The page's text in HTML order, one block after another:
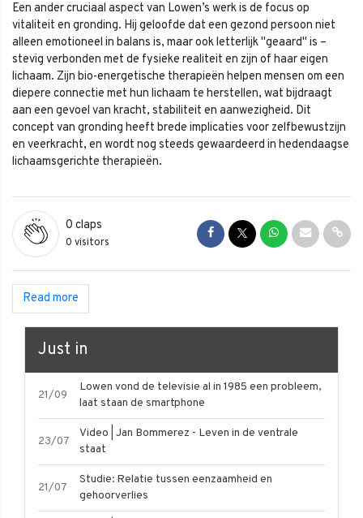
Een ander cruciaal aspect van Lowen’s werk is de focus op
vitaliteit en gronding. Hij geloofde dat een gezond persoon niet
alleen emotioneel in balans is, maar ook letterlijk "geaard" is –
stevig verbonden met de fysieke realiteit en zijn of haar eigen
lichaam. Zijn bio-energetische therapieën helpen mensen om een
diepere connectie met hun lichaam te herstellen, wat bijdraagt
aan een gevoel van kracht, stabiliteit en aanwezigheid. Dit
concept van gronding heeft brede implicaties voor zelfbewustzijn
en veerkracht, en wordt nog steeds gewaardeerd in hedendaagse
lichaamsgerichte therapieën.
0 claps
0 visitors
Share on Facebook
Share on Twitter
Share onShare via
Read more
Just in
21/09
Lowen vond de televisie al in 1985 een probleem,
laat staan de smartphone
23/07
Video | Jan Bommerez - Leven in de ventrale
staat
21/07
Studie: Relatie tussen eenzaamheid en
gehoorverlies